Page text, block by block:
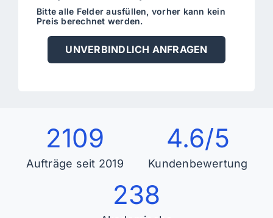
Bitte alle Felder ausfüllen, vorher kann kein
Preis berechnet werden.
UNVERBINDLICH ANFRAGEN
2109
Aufträge seit 2019
4.6/5
Kundenbewertung
238